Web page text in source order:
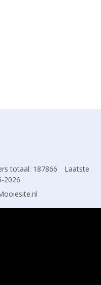
totaal: 187866
Laatste
2026